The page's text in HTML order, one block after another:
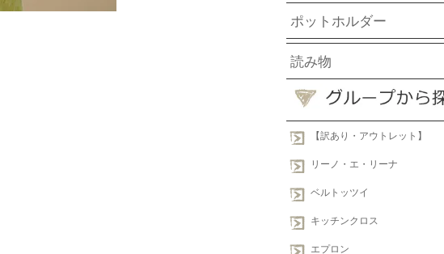
ポットホルダー
読み物
【訳あり・アウトレット】
リーノ・エ・リーナ
ベルトッツイ
キッチンクロス
エプロン